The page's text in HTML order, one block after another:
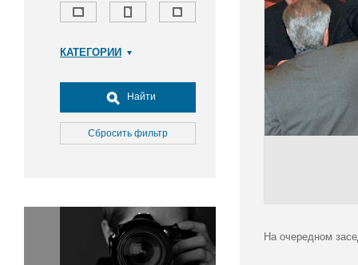
КАТЕГОРИИ
Досуг, туризм и отдых
Культура
Медицина
Окружающая среда
Политика
Правосудие
Найти
Сбросить фильтр
На очередном